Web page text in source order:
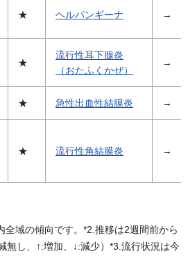
★ ヘルパンギーナ →
★
流行性耳下腺炎
（おたふくかぜ）
→
★ 急性出血性結膜炎 →
★ 流行性角結膜炎 →
全域の傾向です。*2.推移は2週間前から
し、↑:増加、↓:減少）*3.流行状況は今